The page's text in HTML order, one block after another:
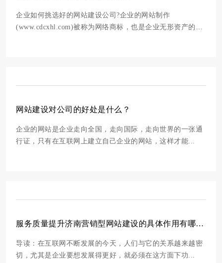
企业如何挑选好的网站建设公司?企业的网站制作
(www.cdcxhl.com)被称为网络商标，也是企业无形资产的组
网站建设对公司的好处是什么？
企业的网站是企业走向全国，走向国际，走向世界的一张通
行证，只有在互联网上建立自己企业的网站，这样才能...
服务质量提升济南营销型网站建设的具体作用有哪些？
导读：在互联网不断发展的今天，人们与它的关系越来越密
切，尤其是企业要想发展得更好，就必须在这方面下功...